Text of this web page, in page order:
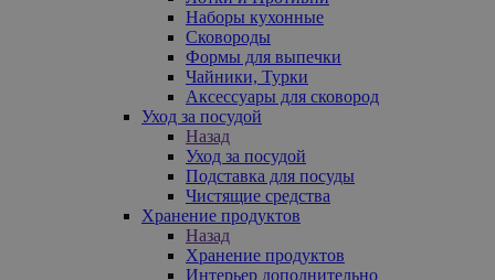
Наборы кухонные
Сковороды
Формы для выпечки
Чайники, Турки
Аксессуары для сковород
Уход за посудой
Назад
Уход за посудой
Подставка для посуды
Чистящие средства
Хранение продуктов
Назад
Хранение продуктов
Интерьер дополнительно